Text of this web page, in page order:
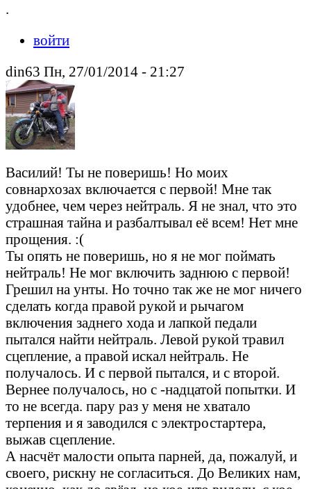
.
войти
din63 Пн, 27/01/2014 - 21:27
Василий! Ты не поверишь! Но моих
совнархозах включается с первой! Мне так
удобнее, чем через нейтраль. Я не знал, что это
страшная тайна и разбалтывал её всем! Нет мне
прощения. :(
Ты опять не поверишь, но я не мог поймать
нейтраль! Не мог включить заднюю с первой!
Грешил на унты. Но точно так же не мог ничего
сделать когда правой рукой и рычагом
включения заднего хода и лапкой педали
пытался найти нейтраль. Левой рукой травил
сцепление, а правой искал нейтраль. Не
получалось. И с первой пытался, и с второй.
Вернее получалось, но с -надцатой попытки. И
то не всегда. пару раз у меня не хватало
терпения и я заводился с электростартера,
выжав сцепление.
А насчёт малости опыта парней, да, пожалуй, и
своего, рискну не согласиться. До Великих нам,